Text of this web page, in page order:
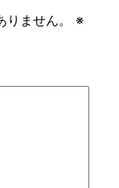
ません。
※